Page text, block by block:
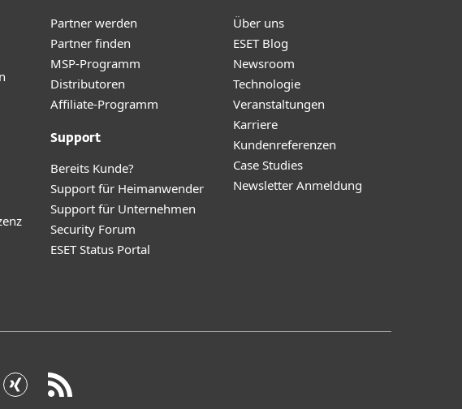
Partner werden
Partner finden
MSP-Programm
Distributoren
Affiliate-Programm
Support
Bereits Kunde?
Support für Heimanwender
Support für Unternehmen
Security Forum
ESET Status Portal
Über uns
ESET Blog
Newsroom
Technologie
Veranstaltungen
Karriere
Kundenreferenzen
Case Studies
Newsletter Anmeldung